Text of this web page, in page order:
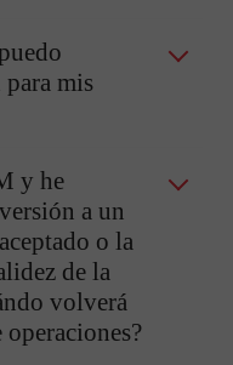
para mis
y he
a un
o la
de la
volverá